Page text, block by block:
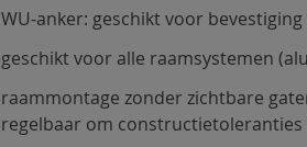
WU-anker: geschikt voor
geschikt voor alle raamsystemen
raammontage zonder zichtbare
regelbaar om